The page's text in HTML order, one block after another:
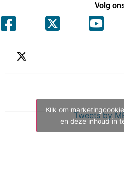
Volg
Tweets by
Klik om
en deze inhoud in